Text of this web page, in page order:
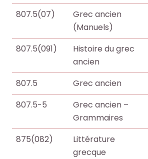
807.5(07)
Grec ancien
(Manuels)
807.5(091)
Histoire du grec
ancien
807.5
Grec ancien
807.5-5
Grec ancien –
Grammaires
875(082)
Littérature
grecque